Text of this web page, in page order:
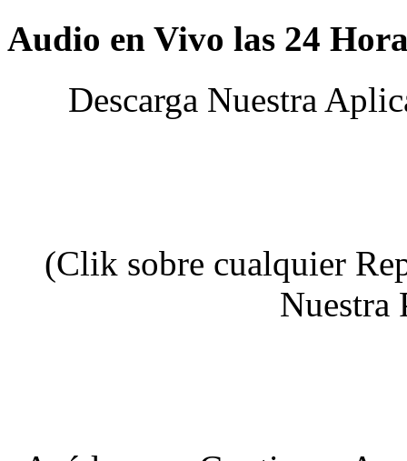
Audio en Vivo las 24
Descarga Nuestra
(Clik sobre cualquier
Nuestra